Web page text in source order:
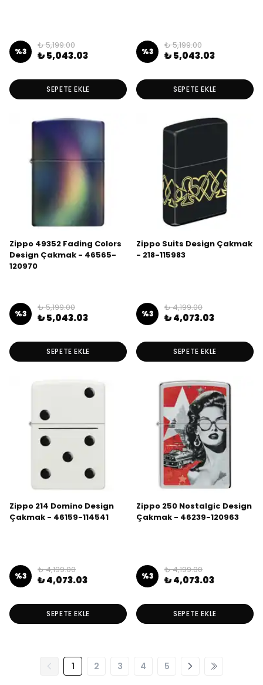
%3
₺ 5,199.00
₺ 5,043.03
SEPETE EKLE
%3
₺ 5,199.00
₺ 5,043.03
SEPETE EKLE
Zippo 49352 Fading Colors
Design Çakmak - 46565-
120970
%3
₺ 5,199.00
₺ 5,043.03
SEPETE EKLE
Zippo Suits Design Çakmak
- 218-115983
%3
₺ 4,199.00
₺ 4,073.03
SEPETE EKLE
Zippo 214 Domino Design
Çakmak - 46159-114541
%3
₺ 4,199.00
₺ 4,073.03
SEPETE EKLE
Zippo 250 Nostalgic Design
Çakmak - 46239-120963
%3
₺ 4,199.00
₺ 4,073.03
SEPETE EKLE
1 2 3 4 5